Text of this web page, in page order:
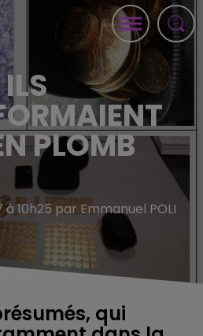
ILS
PLOMB
à 10h25 par Emmanuel POLI
qui